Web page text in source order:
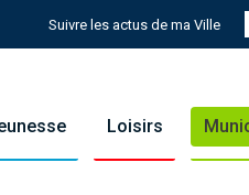
Suivre les actus de ma Ville
Loisirs